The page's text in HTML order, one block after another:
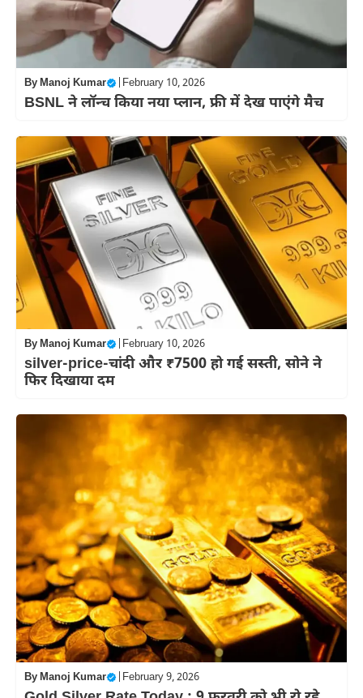
ByManoj Kumar February 10, 2026
BSNL ने लॉन्च किया नया प्लान, फ्री में देख पाएंगे मैच
ByManoj Kumar February 10, 2026
silver-price-चांदी और ₹7500 हो गई सस्ती, सोने ने
फिर दिखाया दम
ByManoj Kumar February 9, 2026